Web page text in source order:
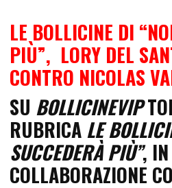
LE BOLLICINE DI
PIÙ”, LORY DEL
CONTRO NICOLAS
SU BOLLICINEVIP
RUBRICALE
SUCCEDERÀ PIÙ”, IN
COLLABORAZIONE